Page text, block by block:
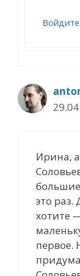
Ирина,
это раз.
хотите
первое.